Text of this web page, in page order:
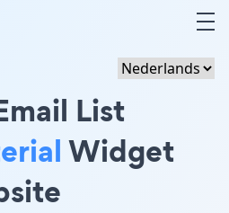
List
Widget